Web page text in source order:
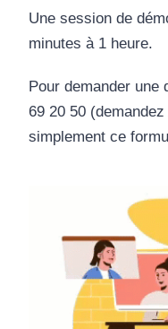
Une session de
minutes à 1 heure.
Pour demander une
69 20 50
simplement ce